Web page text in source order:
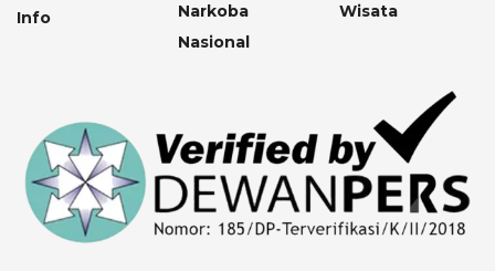
Info
Narkoba
Nasional
Wisata